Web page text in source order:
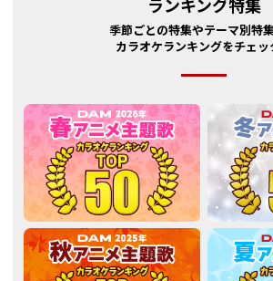
ランキング特集
季節ごとの特集やテーマ別特
カラオケランキングをチェッ